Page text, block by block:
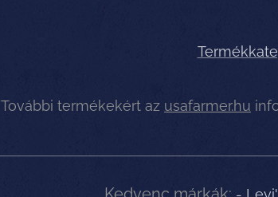
További termékekért az usafarmer.hu